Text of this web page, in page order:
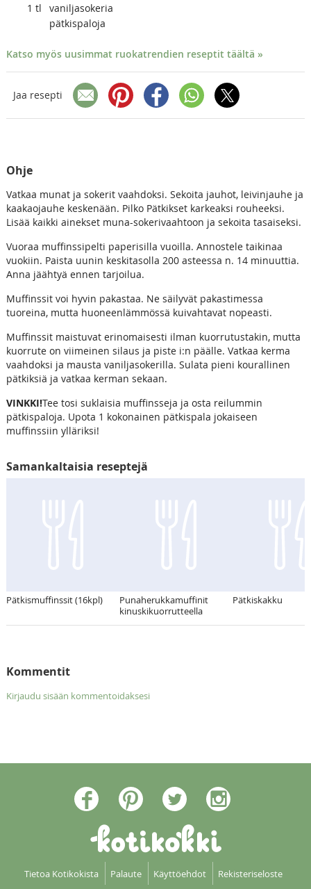
1 tl
vaniljasokeria
pätkispaloja
Katso myös uusimmat ruokatrendien reseptit täältä »
Jaa resepti
Ohje
Vatkaa munat ja sokerit vaahdoksi. Sekoita jauhot, leivinjauhe ja
kaakaojauhe keskenään. Pilko Pätkikset karkeaksi rouheeksi.
Lisää kaikki ainekset muna-sokerivaahtoon ja sekoita tasaiseksi.
Vuoraa muffinssipelti paperisilla vuoilla. Annostele taikinaa
vuokiin. Paista uunin keskitasolla 200 asteessa n. 14 minuuttia.
Anna jäähtyä ennen tarjoilua.
Muffinssit voi hyvin pakastaa. Ne säilyvät pakastimessa
tuoreina, mutta huoneenlämmössä kuivahtavat nopeasti.
Muffinssit maistuvat erinomaisesti ilman kuorrutustakin, mutta
kuorrute on viimeinen silaus ja piste i:n päälle. Vatkaa kerma
vaahdoksi ja mausta vaniljasokerilla. Sulata pieni kourallinen
pätkiksiä ja vatkaa kerman sekaan.
VINKKI!Tee tosi suklaisia muffinsseja ja osta reilummin
pätkispaloja. Upota 1 kokonainen pätkispala jokaiseen
muffinssiin ylläriksi!
Samankaltaisia reseptejä
Pätkismuffinssit (16kpl)
Punaherukkamuffinit
kinuskikuorrutteella
Pätkiskakku
Kommentit
Kirjaudu sisään kommentoidaksesi
Tietoa Kotikokista Palaute Käyttöehdot Rekisteriseloste